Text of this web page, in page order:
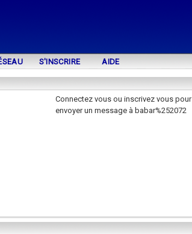
S'INSCRIRE AIDE
Connectez vous ou inscrivez vous pour
envoyer un message à babar%252072